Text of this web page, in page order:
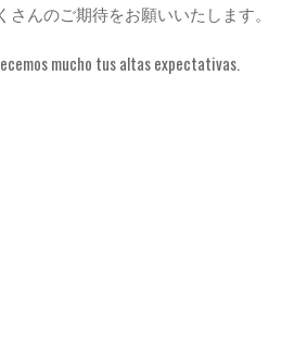
んのご期待をお願いいたします。
mucho tus altas expectativas.